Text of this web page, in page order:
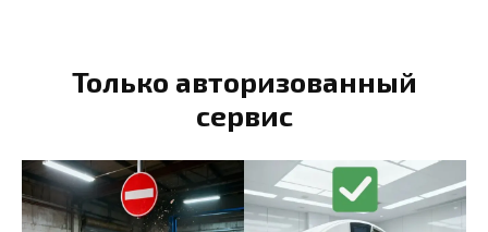
Только авторизованный
сервис